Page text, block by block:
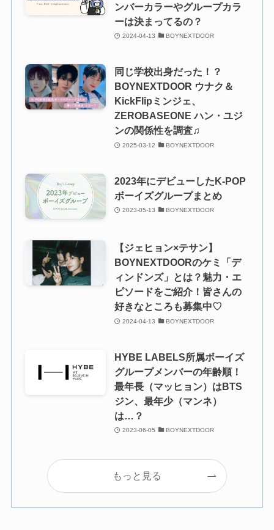
ンバーカラーやグループカラ
ーは決まってるの？
2024-04-13 BOYNEXTDOOR
同じ学校出身だった！？
BOYNEXTDOOR ウナク＆
KickFlipミンジェ、
ZEROBASEONE ハン・ユジ
ンの関係性を調査♫
2025-03-12 BOYNEXTDOOR
2023年にデビューしたK-POP
ボーイズグループまとめ
2023-05-13 BOYNEXTDOOR
【ジェヒョン×テサン】
BOYNEXTDOORのケミ「デ
ィンドンズ」とは？魅力・エ
ピソードをご紹介！皆さんの
好きなところも募集中♡
2024-04-13 BOYNEXTDOOR
HYBE LABELS所属ボーイズ
グループメンバーの年齢順！
最年長（マッヒョン）はBTS
ジン、最年少（マンネ）
は…？
2023-06-05 BOYNEXTDOOR
もっと見る